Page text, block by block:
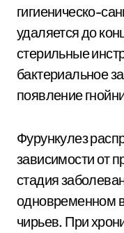
гигиеническо-
удаляется до
стерильные
бактериальное
появление
Фурункулез
зависимости от
стадия
одновременном
чирьев. При